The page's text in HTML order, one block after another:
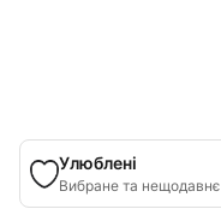
Улюблені
Вибране та нещодавнє